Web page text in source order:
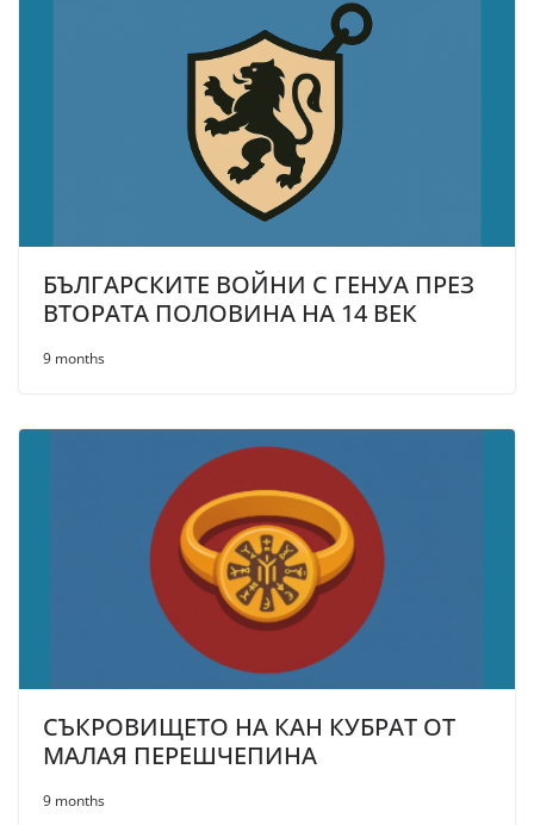
БЪЛГАРСКИТЕ ВОЙНИ С ГЕНУА ПРЕЗ
ВТОРАТА ПОЛОВИНА НА 14 ВЕК
9 months
СЪКРОВИЩЕТО НА КАН КУБРАТ ОТ
МАЛАЯ ПЕРЕШЧЕПИНА
9 months